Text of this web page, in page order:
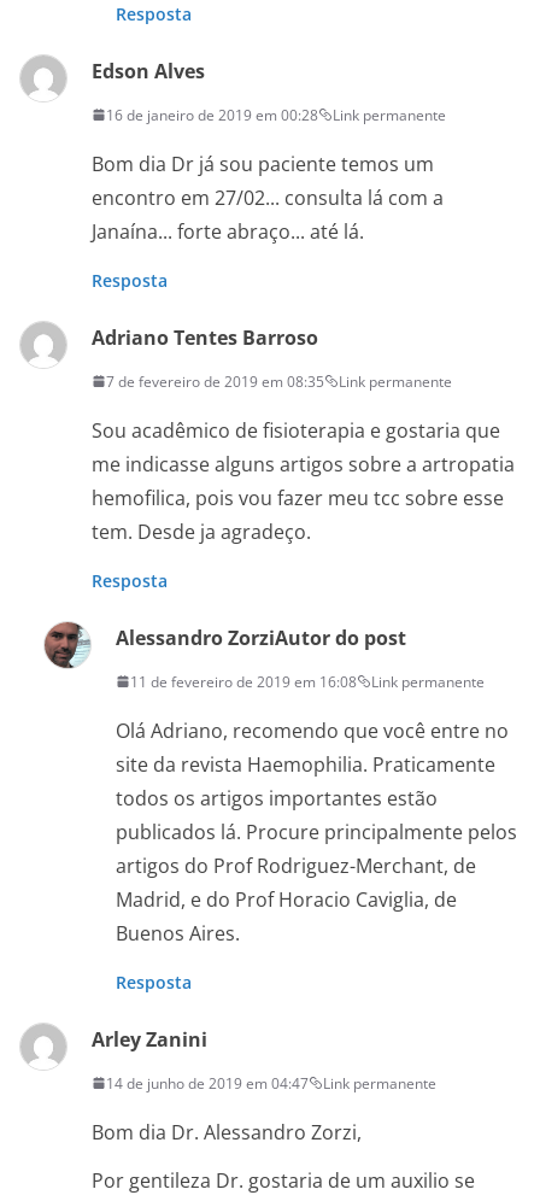
Resposta
Edson Alves
16 de janeiro de 2019 em 00:28 Link permanente
Bom dia Dr já sou paciente temos um
encontro em 27/02... consulta lá com a
Janaína... forte abraço... até lá.
Resposta
Adriano Tentes Barroso
7 de fevereiro de 2019 em 08:35 Link permanente
Sou acadêmico de fisioterapia e gostaria que
me indicasse alguns artigos sobre a artropatia
hemofilica, pois vou fazer meu tcc sobre esse
tem. Desde ja agradeço.
Resposta
Alessandro ZorziAutor do post
11 de fevereiro de 2019 em 16:08 Link permanente
Olá Adriano, recomendo que você entre no
site da revista Haemophilia. Praticamente
todos os artigos importantes estão
publicados lá. Procure principalmente pelos
artigos do Prof Rodriguez-Merchant, de
Madrid, e do Prof Horacio Caviglia, de
Buenos Aires.
Resposta
Arley Zanini
14 de junho de 2019 em 04:47 Link permanente
Bom dia Dr. Alessandro Zorzi,
Por gentileza Dr. gostaria de um auxilio se